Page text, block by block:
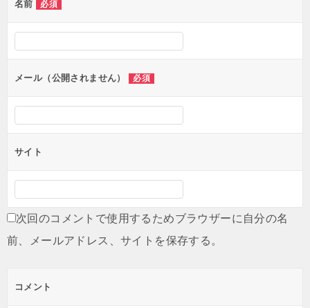
ョ
ン
名前 必須
メール（公開されません） 必須
サイト
次回のコメントで使用するためブラウザーに自分の名
前、メールアドレス、サイトを保存する。
コメント